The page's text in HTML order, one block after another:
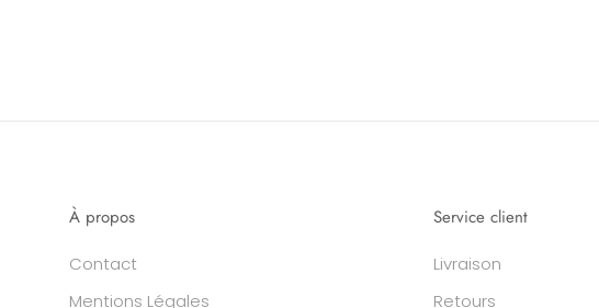
À propos
Contact
Mentions Légales
Service client
Livraison
Retours